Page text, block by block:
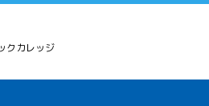
クカレッジ